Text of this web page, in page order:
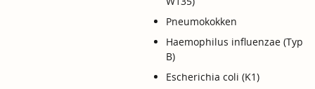
Pneumokokken
Haemophilus influenzae (Typ
B)
Escherichia coli (K1)